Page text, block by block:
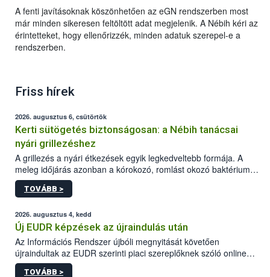
A fenti javításoknak köszönhetően az eGN rendszerben most
már minden sikeresen feltöltött adat megjelenik. A Nébih kéri az
érintetteket, hogy ellenőrizzék, minden adatuk szerepel-e a
rendszerben.
Friss hírek
2026. augusztus 6, csütörtök
Kerti sütögetés biztonságosan: a Nébih tanácsai
nyári grillezéshez
A grillezés a nyári étkezések egyik legkedveltebb formája. A
meleg időjárás azonban a kórokozó, romlást okozó baktériumok
gyorsabb szaporodásának is kedvez. A szabadtéri sütögetés
ezért nem csupán a megfelelő sütési technikáról szól: legalább
higiéniai szabályok betartása, a megfelelő hőkezelés, valamint a
maradékok szakszerű tárolása. A Nemzeti Élelmiszerlánc-
biztonsági Hivatal (Nébih) Oktatási Programja összegyűjtötte a
biztonságos grillezés legfontosabb tudnivalóit.
TOVÁBB >
2026. augusztus 4, kedd
Új EUDR képzések az újraindulás után
Az Információs Rendszer újbóli megnyitását követően
újraindultak az EUDR szerinti piaci szereplőknek szóló online
képzések.
TOVÁBB >